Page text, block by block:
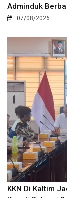
Adminduk
07/08/2026
KKN Di Kaltim